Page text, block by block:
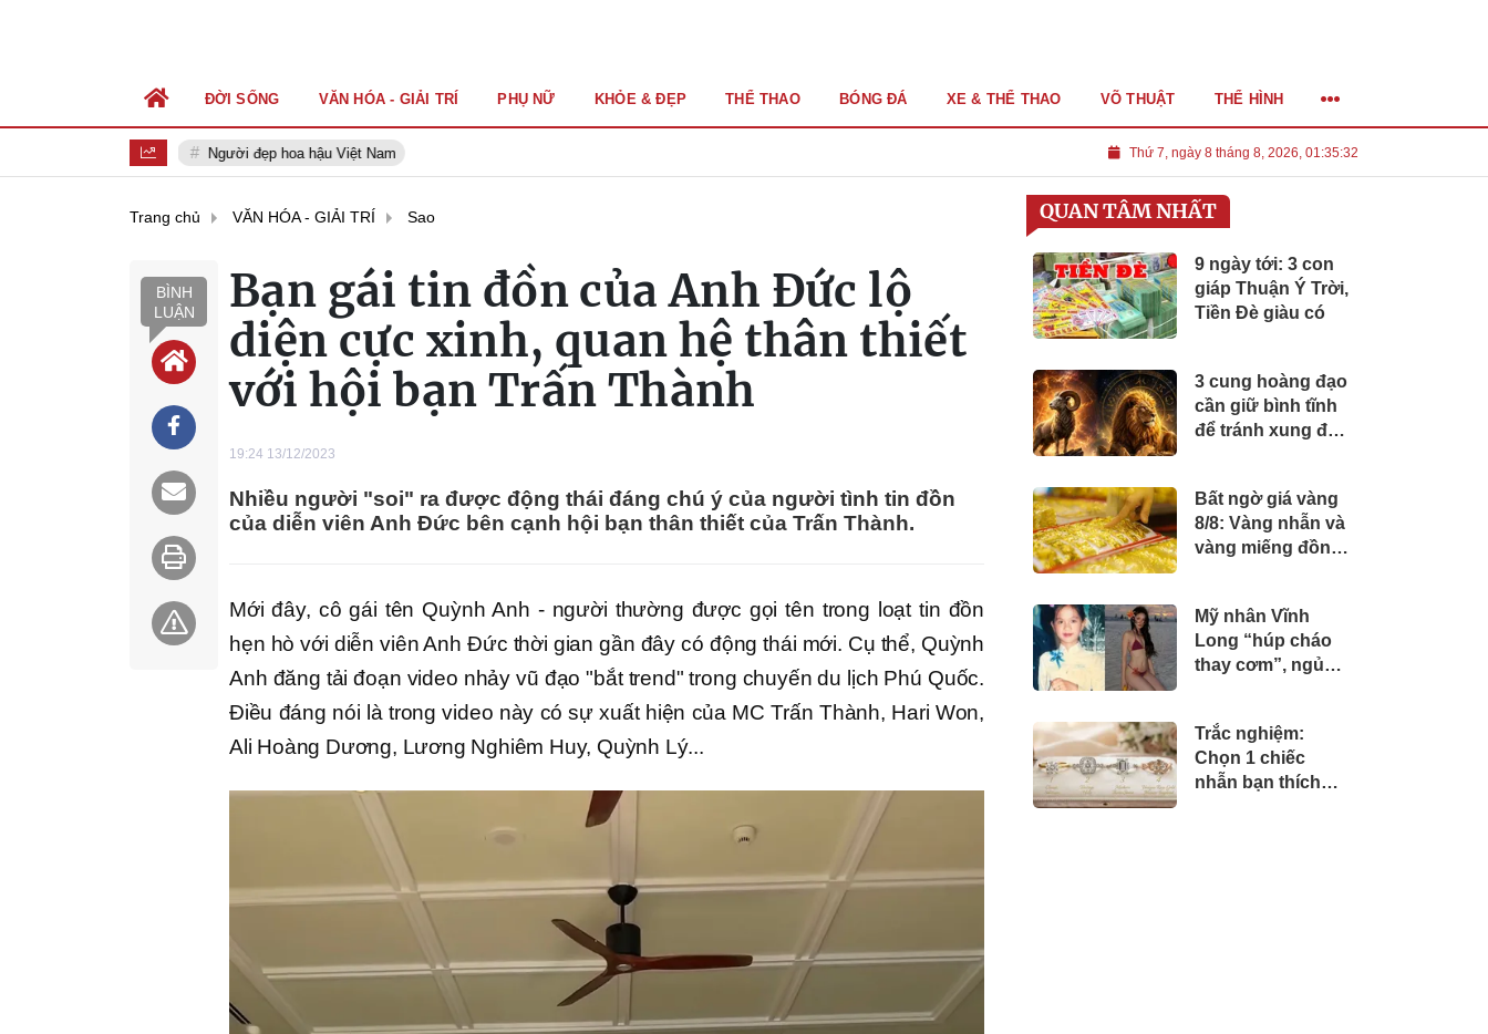
Người đẹp hoa hậu Việt Nam Thứ 7, ngày 8 tháng 8, 2026, 01:35:34
ĐỜI SỐNG VĂN HÓA - GIẢI TRÍ PHỤ NỮ KHỎE & ĐẸP THỂ THAO BÓNG ĐÁ XE & THỂ THAO VÕ THUẬT THỂ HÌNH
Trang chủ VĂN HÓA - GIẢI TRÍ Sao
BÌNH
LUẬN
Bạn gái tin đồn của Anh Đức lộ
diện cực xinh, quan hệ thân thiết
với hội bạn Trấn Thành
19:24 13/12/2023
Nhiều người "soi" ra được động thái đáng chú ý của người tình tin đồn
của diễn viên Anh Đức bên cạnh hội bạn thân thiết của Trấn Thành.
Mới đây, cô gái tên Quỳnh Anh - người thường được gọi tên trong loạt tin đồn
hẹn hò với diễn viên Anh Đức thời gian gần đây có động thái mới. Cụ thể, Quỳnh
Anh đăng tải đoạn video nhảy vũ đạo "bắt trend" trong chuyến du lịch Phú Quốc.
Điều đáng nói là trong video này có sự xuất hiện của MC Trấn Thành, Hari Won,
Ali Hoàng Dương, Lương Nghiêm Huy, Quỳnh Lý...
QUAN TÂM NHẤT
9 ngày tới: 3 con
giáp Thuận Ý Trời,
Tiền Đè giàu có
3 cung hoàng đạo
cần giữ bình tĩnh
để tránh xung đột
Bất ngờ giá vàng
8/8: Vàng nhẫn và
vàng miếng đồng
Mỹ nhân Vĩnh
Long “húp cháo
thay cơm”, ngủ
đẹp mà đổi đời,
giờ ở “cung điện”
50 tỷ
Trắc nghiệm:
Chọn 1 chiếc
nhẫn bạn thích